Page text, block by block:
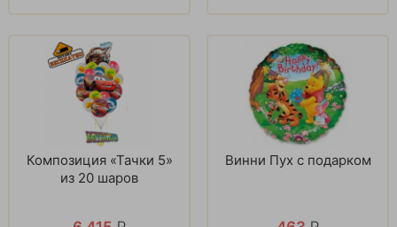
Композиция «Тачки 5»
из 20 шаров
Винни Пух с подарком